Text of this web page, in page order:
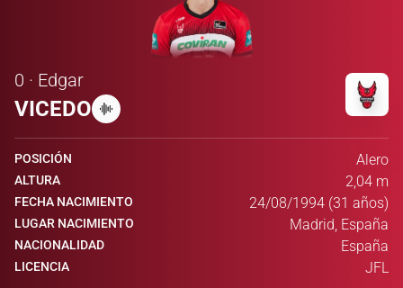
0 · Edgar
VICEDO
POSICIÓN Alero
ALTURA 2,04 m
FECHA NACIMIENTO 24/08/1994 (31 años)
LUGAR NACIMIENTO Madrid, España
NACIONALIDAD España
LICENCIA JFL